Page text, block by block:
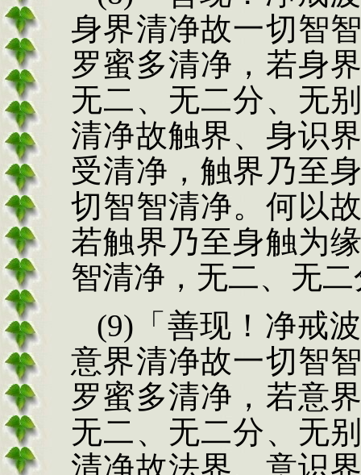
身界清净故一切智
罗蜜多清净，若身
无二、无二分、无
清净故触界、身识
受清净，触界乃至
切智智清净。何以
若触界乃至身触为
智清净，无二、无
(9) 「善现！净戒
意界清净故一切智
罗蜜多清净，若意
无二、无二分、无
清净故法界、意识